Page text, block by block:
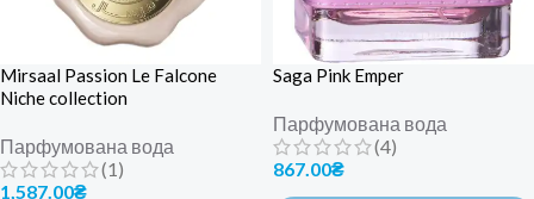
Mirsaal Passion Le Falcone
Niche collection
Парфумована вода
(1)
1,587.00₴
Saga Pink Emper
Парфумована вода
(4)
867.00₴